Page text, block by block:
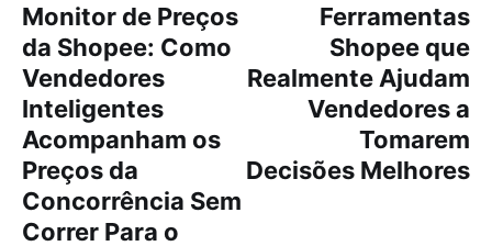
Monitor de Preços
da Shopee: Como
Vendedores
Inteligentes
Acompanham os
Preços da
Concorrência Sem
Correr Para o
Ferramentas
Shopee que
Realmente Ajudam
Vendedores a
Tomarem
Decisões Melhores